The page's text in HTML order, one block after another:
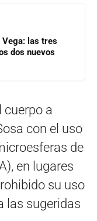
Vega: las tres
dos nuevos
cuerpo a
con el uso
de
en lugares
su uso
las sugeridas